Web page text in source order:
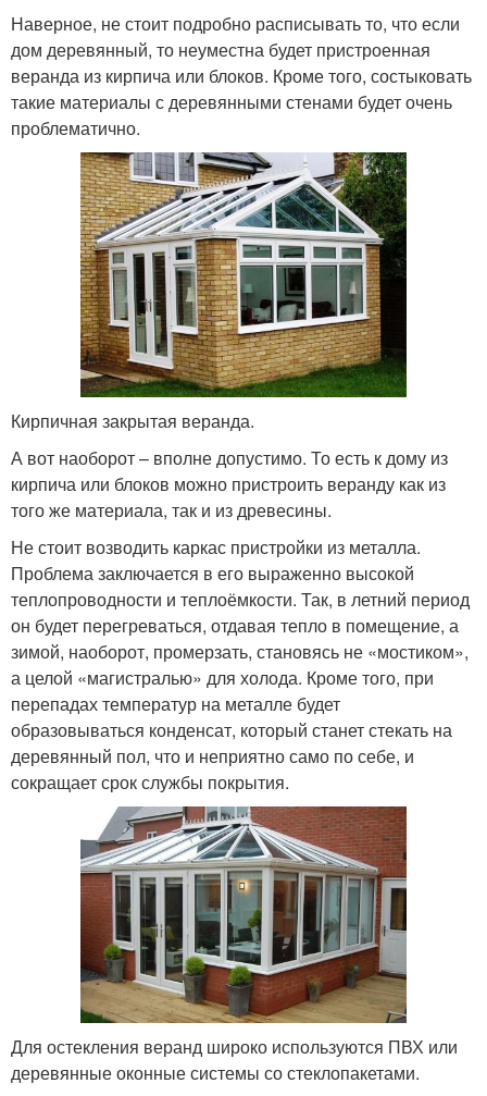
Наверное, не стоит подробно расписывать то, что если
дом деревянный, то неуместна будет пристроенная
веранда из кирпича или блоков. Кроме того, состыковать
такие материалы с деревянными стенами будет очень
проблематично.
Кирпичная закрытая веранда.
А вот наоборот – вполне допустимо. То есть к дому из
кирпича или блоков можно пристроить веранду как из
того же материала, так и из древесины.
Не стоит возводить каркас пристройки из металла.
Проблема заключается в его выраженно высокой
теплопроводности и теплоёмкости. Так, в летний период
он будет перегреваться, отдавая тепло в помещение, а
зимой, наоборот, промерзать, становясь не «мостиком»,
а целой «магистралью» для холода. Кроме того, при
перепадах температур на металле будет
образовываться конденсат, который станет стекать на
деревянный пол, что и неприятно само по себе, и
сокращает срок службы покрытия.
Для остекления веранд широко используются ПВХ или
деревянные оконные системы со стеклопакетами.